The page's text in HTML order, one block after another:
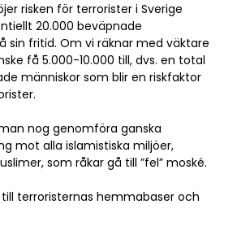
risken för terrorister i Sverige
20.000 beväpnade
sin fritid. Om vi räknar med väktare
få 5.000-10.000 till, dvs. en total
människor som blir en riskfaktor
nog genomföra ganska
mot alla islamistiska miljöer,
som råkar gå till ”fel” moské.
till terroristernas hemmabaser och